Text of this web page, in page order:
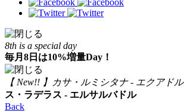
8th is a special day
毎月8日は10%増量Day！
【 New!! 】カサ・ルミシタナ - エクアドル
ス・ラデラス - エルサルバドル
Back